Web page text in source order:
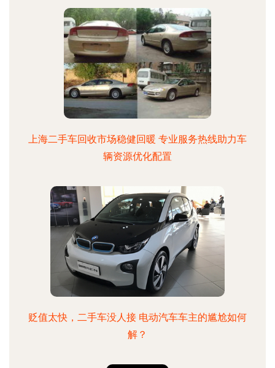
上海二手车回收市场稳健回暖 专业服务热线助力车
辆资源优化配置
贬值太快，二手车没人接 电动汽车车主的尴尬如何
解？